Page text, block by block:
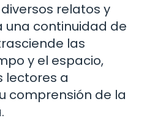
relatos y
una continuidad de
las
y el espacio,
lectores a
comprensión de la